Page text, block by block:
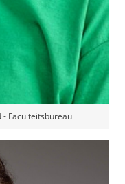
- Faculteitsbureau